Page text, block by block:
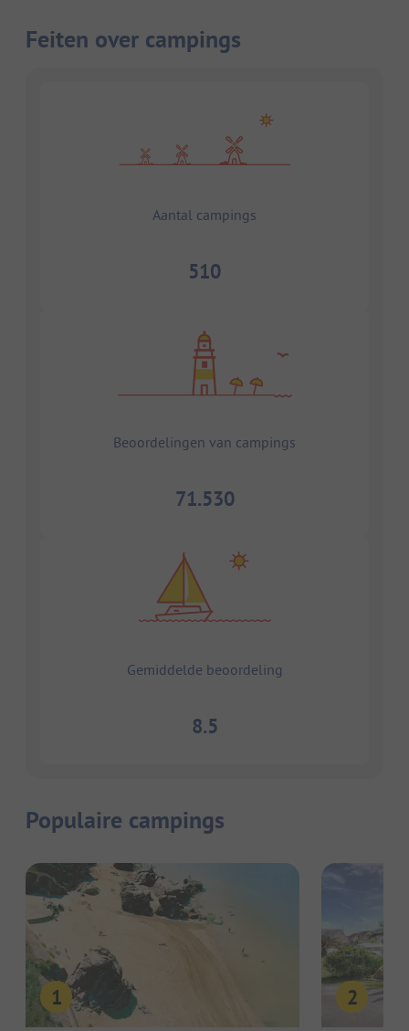
Feiten over campings
Aantal campings
510
Beoordelingen van campings
71.530
Gemiddelde beoordeling
8.5
Populaire campings